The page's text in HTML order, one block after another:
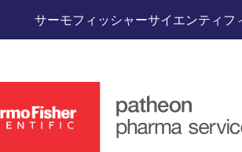
サーモフィッシャーサイエンティ